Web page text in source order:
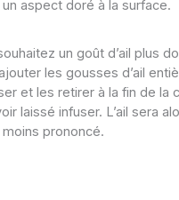
aspect doré à la surface.
un goût d’ail plus
les gousses d’ail
et les retirer à la fin de la
laissé infuser. L’ail sera
prononcé.